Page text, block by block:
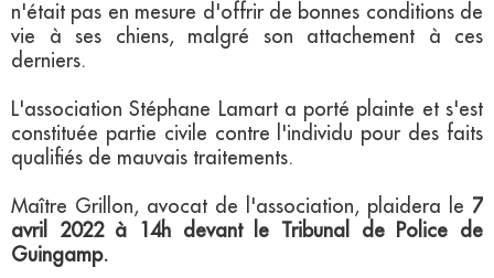
n'était pas en mesure d'offrir de bonnes conditions de
vie à ses chiens, malgré son attachement à ces
derniers.
L'association Stéphane Lamart a porté plainte et s'est
constituée partie civile contre l'individu pour des faits
qualifiés de mauvais traitements.
Maître Grillon, avocat de l'association, plaidera le 7
avril 2022 à 14h devant le Tribunal de Police de
Guingamp.